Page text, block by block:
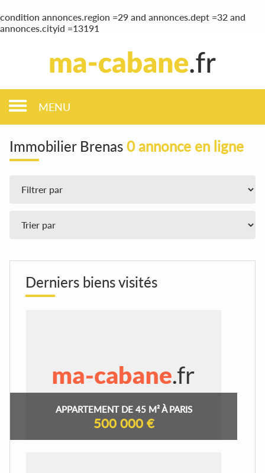
condition annonces.region =29 and annonces.dept =32 and
annonces.cityid =13191
MENU
Immobilier Brenas 0 annonce en ligne
Derniers biens visités
APPARTEMENT DE 45 M² À PARIS
500 000 €